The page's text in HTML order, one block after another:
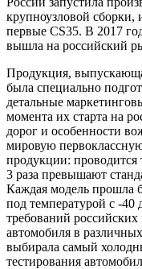
крупноузловой
первые CS35. В 2017
вышла на российский
Продукция,
была специально
детальные
момента их старта на
дорог и особенности
мировую
продукции: проводится
3 раза превышают
Каждая модель прошла
под температурой с -40
требований
автомобиля в
выбирала самый
тестирования